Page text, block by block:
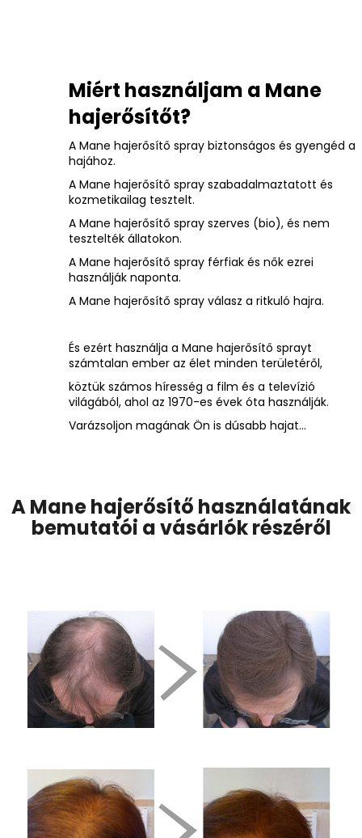
Miért használjam a Mane
hajerősítőt?
A Mane hajerősítő spray biztonságos és gyengéd a
hajához.
A Mane hajerősítő spray szabadalmaztatott és
kozmetikailag tesztelt.
A Mane hajerősítő spray szerves (bio), és nem
tesztelték állatokon.
A Mane hajerősítő spray férfiak és nők ezrei
használják naponta.
A Mane hajerősítő spray válasz a ritkuló hajra.
És ezért használja a Mane hajerősítő sprayt
számtalan ember az élet minden területéről,
köztük számos híresség a film és a televízió
világából, ahol az 1970-es évek óta használják.
Varázsoljon magának Ön is dúsabb hajat...
A Mane hajerősítő használatának
bemutatói a vásárlók részéről